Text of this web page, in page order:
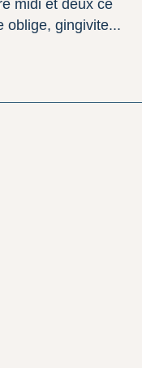
midi et deux ce
oblige, gingivite...